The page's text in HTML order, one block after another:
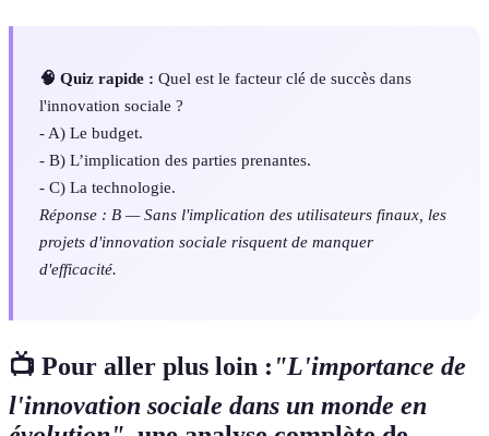
🧠 Quiz rapide : Quel est le facteur clé de succès dans
l'innovation sociale ?
- A) Le budget.
- B) L’implication des parties prenantes.
- C) La technologie.
Réponse : B — Sans l'implication des utilisateurs finaux, les
projets d'innovation sociale risquent de manquer
d'efficacité.
📺 Pour aller plus loin : "L'importance de
l'innovation sociale dans un monde en